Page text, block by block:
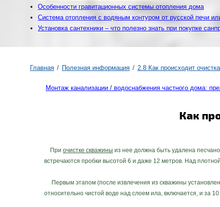
Главная Полезная информация 2.8 Как происходит
Монтаж канализации / водоснабжения частного дома:
Как
При очистке скважины из нее должна быть удалена
встречаются пробки высотой 6 и даже 12 метров. Над
Первым этапом (после извлечения из скважины
относительно чистой воде над слоем ила, включается, и за
Особенности гравитационных системы отопления дома
Система отопления с водяным контуром от русской печи
Установка сантехники – что полезно знать при покупке